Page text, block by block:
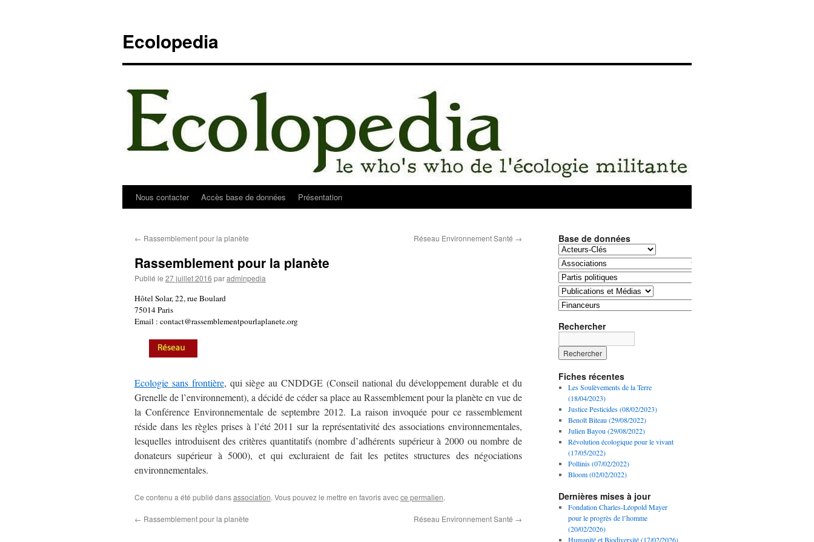
contenu
Ecolopedia
Nous contacter Accès base de données Présentation
← Rassemblement pour la planète Réseau Environnement Santé →
Rassemblement pour la planète
Publié le 27 juillet 2016 paradminpedia
Hôtel Solar, 22, rue Boulard
75014 Paris
Email : contact@rassemblementpourlaplanete.org
Ecologie sans frontière, qui siège au CNDDGE (Conseil national du développement durable et du
Grenelle de l’environnement), a décidé de céder sa place au Rassemblement pour la planète en vue de
la Conférence Environnementale de septembre 2012. La raison invoquée pour ce rassemblement
réside dans les règles prises à l’été 2011 sur la représentativité des associations environnementales,
lesquelles introduisent des critères quantitatifs (nombre d’adhérents supérieur à 2000 ou nombre de
donateurs supérieur à 5000), et qui excluraient de fait les petites structures des négociations
environnementales.
Ce contenu a été publié dansassociation. Vous pouvez le mettre en favoris avecce permalien.
← Rassemblement pour la planète Réseau Environnement Santé →
Base de données
Rechercher
Fiches récentes
Les Soulèvements de la Terre
(18/04/2023)
Justice Pesticides (08/02/2023)
Benoît Biteau (29/08/2022)
Julien Bayou (29/08/2022)
Révolution écologique pour le vivant
(17/05/2022)
Pollinis (07/02/2022)
Bloom (02/02/2022)
Dernières mises à jour
Fondation Charles-Léopold Mayer
pour le progrès de l’homme
(20/02/2026)
Humanité et Biodiversité (17/02/2026)